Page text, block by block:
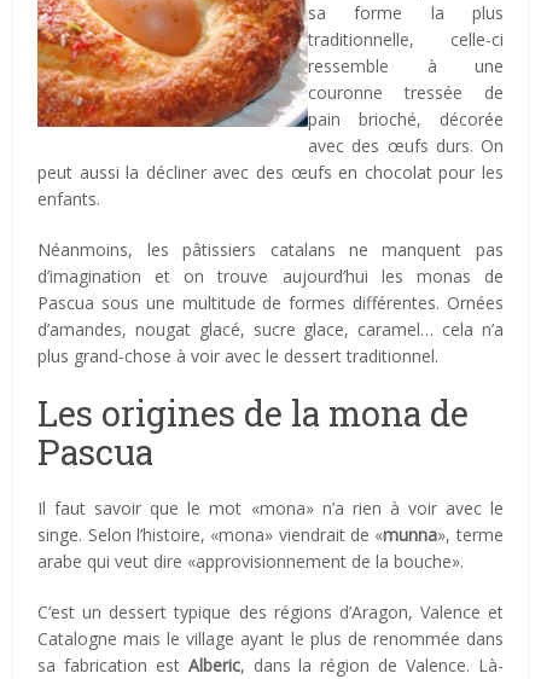
sa forme la plus
traditionnelle, celle-ci
ressemble à une
couronne tressée de
pain brioché, décorée
avec des œufs durs. On
peut aussi la décliner avec des œufs en chocolat pour les
enfants.
Néanmoins, les pâtissiers catalans ne manquent pas
d’imagination et on trouve aujourd’hui les monas de
Pascua sous une multitude de formes différentes. Ornées
d’amandes, nougat glacé, sucre glace, caramel… cela n’a
plus grand-chose à voir avec le dessert traditionnel.
Les origines de la mona de
Pascua
Il faut savoir que le mot «mona» n’a rien à voir avec le
singe. Selon l’histoire, «mona» viendrait de «munna», terme
arabe qui veut dire «approvisionnement de la bouche».
C’est un dessert typique des régions d’Aragon, Valence et
Catalogne mais le village ayant le plus de renommée dans
sa fabrication est Alberic, dans la région de Valence. Là-